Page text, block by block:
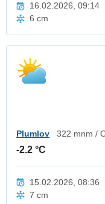
16.02.2026, 09:14
6 cm
Plumlov 322 mnm /
-2.2 °C
15.02.2026, 08:36
7 cm